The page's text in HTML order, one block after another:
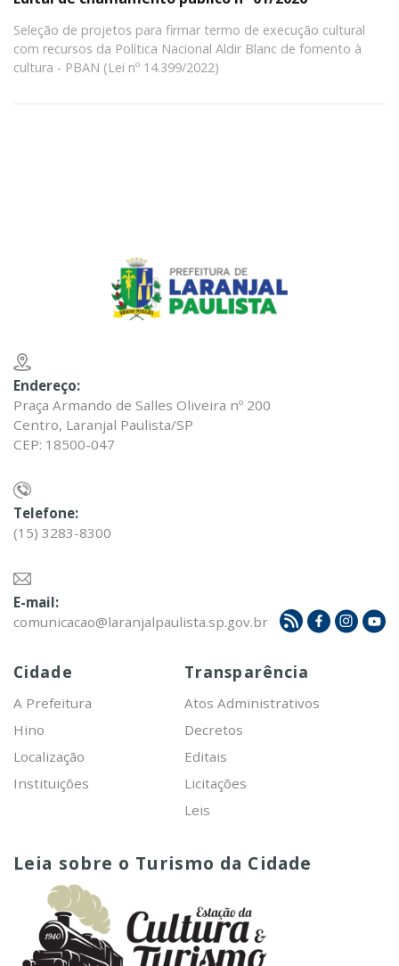
Seleção de projetos para firmar termo de execução cultural
com recursos da Política Nacional Aldir Blanc de fomento à
cultura - PBAN (Lei nº 14.399/2022)
Endereço:
Praça Armando de Salles Oliveira nº 200
Centro, Laranjal Paulista/SP
CEP: 18500-047
Telefone:
(15) 3283-8300
E-mail:
comunicacao@laranjalpaulista.sp.gov.br
Cidade
A Prefeitura
Hino
Localização
Instituições
Transparência
Atos Administrativos
Decretos
Editais
Licitações
Leis
Leia sobre o Turismo da Cidade